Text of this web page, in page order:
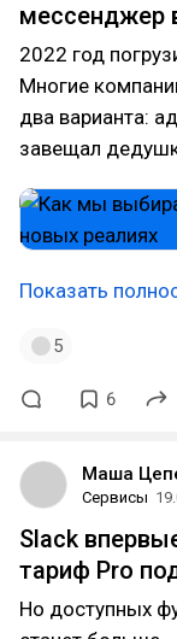
мессенджер
2022 год
Многие
два варианта:
завещал
Показать
5
6
Маша
Сервисы
Slack
тариф Pro
Но доступных